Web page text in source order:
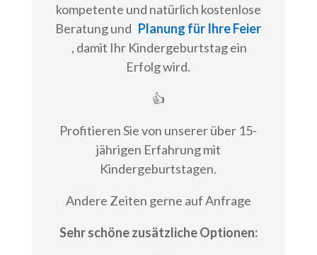
kompetente und natürlich kostenlose
Beratung und Planung für Ihre Feier
, damit Ihr Kindergeburtstag ein
Erfolg wird.
👍
Profitieren Sie von unserer über 15-
jährigen Erfahrung mit
Kindergeburtstagen.
Andere Zeiten gerne auf Anfrage
Sehr schöne zusätzliche Optionen: